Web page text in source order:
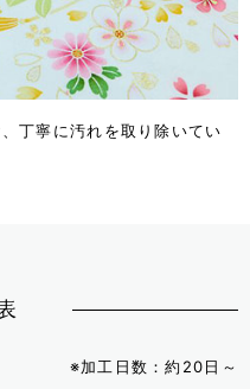
丁寧に汚れを取り除いてい
※加工日数：約20日～